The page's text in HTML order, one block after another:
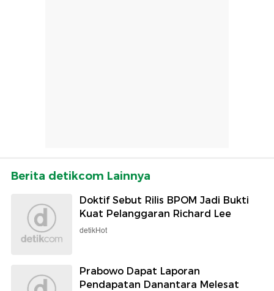
Berita detikcom Lainnya
Doktif Sebut Rilis BPOM Jadi Bukti
Kuat Pelanggaran Richard Lee
detikHot
Prabowo Dapat Laporan
Pendapatan Danantara Melesat